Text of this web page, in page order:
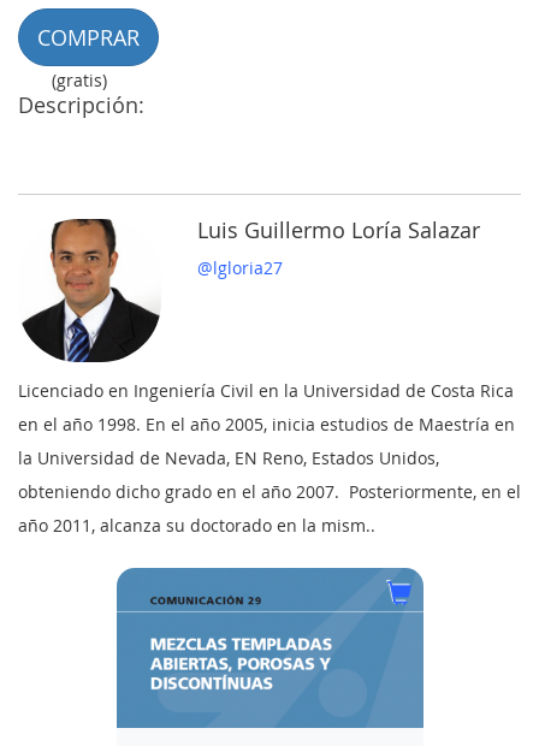
COMPRAR
(gratis)
Descripción:
Luis Guillermo Loría Salazar
@lgloria27
Licenciado en Ingeniería Civil en la Universidad de Costa Rica
en el año 1998. En el año 2005, inicia estudios de Maestría en
la Universidad de Nevada, EN Reno, Estados Unidos,
obteniendo dicho grado en el año 2007. Posteriormente, en el
año 2011, alcanza su doctorado en la mism..